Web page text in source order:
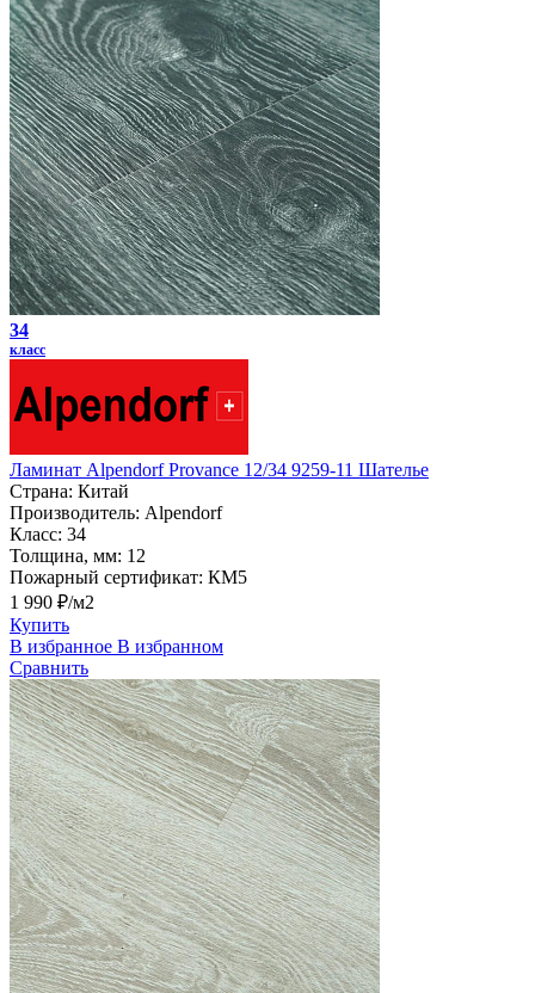
34
класс
Ламинат Alpendorf Provance 12/34 9259-11 Шателье
Страна: Китай
Производитель: Alpendorf
Класс: 34
Толщина, мм: 12
Пожарный сертификат: КМ5
1 990 ₽/м2
Купить
В избранное В избранном
Сравнить